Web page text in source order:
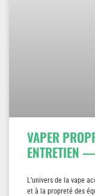
VAPER
ENTRETIEN
L’univers de la vape
et à la propreté des